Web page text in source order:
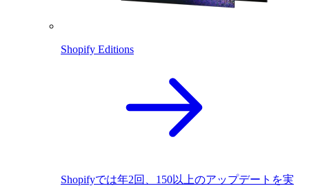
Shopify Editions
Shopifyでは年2回、150以上のアップデートを実